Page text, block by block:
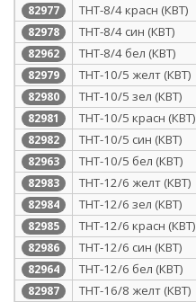
82977 ТНТ-8/4 красн (КВТ)
82978 ТНТ-8/4 син (КВТ)
82962 ТНТ-8/4 бел (КВТ)
82979 ТНТ-10/5 желт (КВТ)
82980 ТНТ-10/5 зел (КВТ)
82981 ТНТ-10/5 красн (КВТ)
82982 ТНТ-10/5 син (КВТ)
82963 ТНТ-10/5 бел (КВТ)
82983 ТНТ-12/6 желт (КВТ)
82984 ТНТ-12/6 зел (КВТ)
82985 ТНТ-12/6 красн (КВТ)
82986 ТНТ-12/6 син (КВТ)
82964 ТНТ-12/6 бел (КВТ)
82987 ТНТ-16/8 желт (КВТ)